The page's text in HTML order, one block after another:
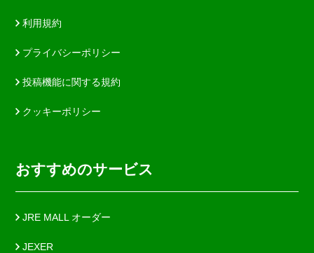
利用規約
プライバシーポリシー
投稿機能に関する規約
クッキーポリシー
おすすめのサービス
JRE MALL オーダー
JEXER